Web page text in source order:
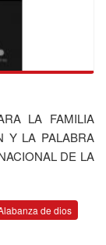
LA FAMILIA
Y LA PALABRA
DE LA
de dios